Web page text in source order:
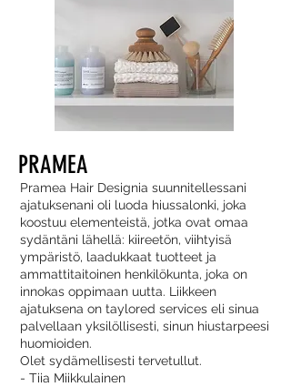
PRAMEA
Pramea Hair Designia suunnitellessani
ajatuksenani oli luoda hiussalonki, joka
koostuu elementeistä, jotka ovat omaa
sydäntäni lähellä: kiireetön, viihtyisä
ympäristö, laadukkaat tuotteet ja
ammattitaitoinen henkilökunta, joka on
innokas oppimaan uutta. Liikkeen
ajatuksena on taylored services eli sinua
palvellaan yksilöllisesti, sinun hiustarpeesi
huomioiden.
Olet sydämellisesti tervetullut.
- Tiia Miikkulainen